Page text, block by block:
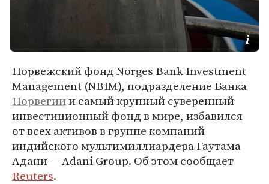
Норвежский фонд Norges Bank Investment
Management (NBIM), подразделение Банка
Норвегиии самый крупный суверенный
инвестиционный фонд в мире, избавился
от всех активов в группе компаний
индийского мультимиллиардера Гаутама
Адани — Adani Group. Об этом сообщает
Reuters.